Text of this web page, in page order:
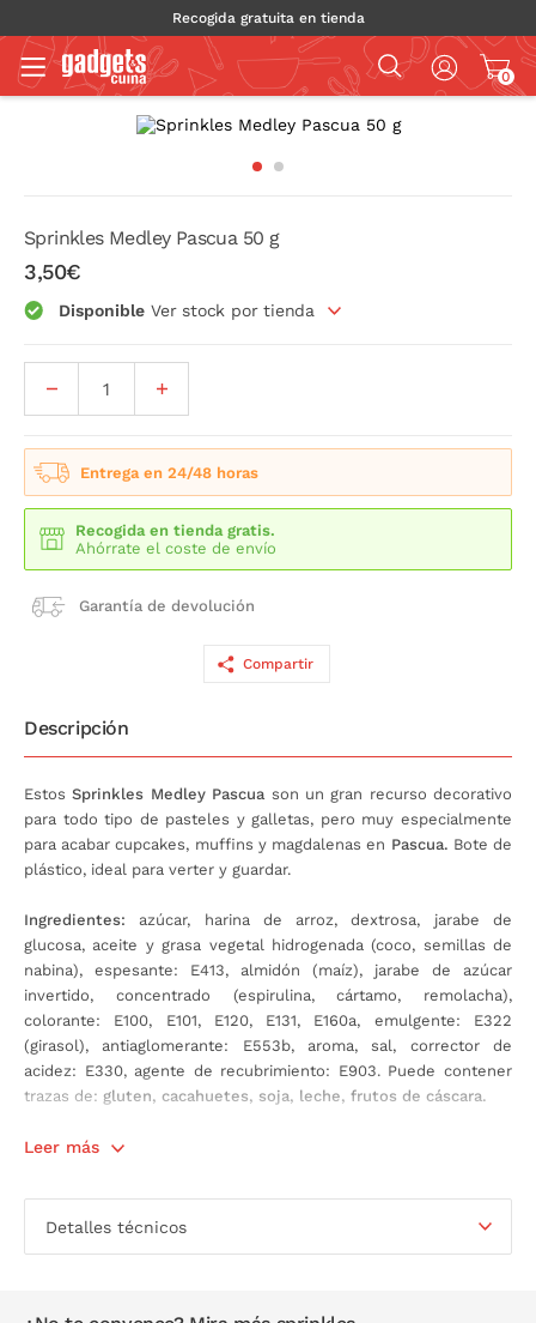
Recogida gratuita en tienda
0
Sprinkles Medley Pascua 50 g
3,50€
Disponible Ver stock por tienda
Entrega en 24/48 horas
Recogida en tienda gratis.
Ahórrate el coste de envío
Garantía de devolución
Compartir
Descripción
Estos Sprinkles Medley Pascua son un gran recurso decorativo
para todo tipo de pasteles y galletas, pero muy especialmente
para acabar cupcakes, muffins y magdalenas en Pascua. Bote de
plástico, ideal para verter y guardar.
Ingredientes: azúcar, harina de arroz, dextrosa, jarabe de
glucosa, aceite y grasa vegetal hidrogenada (coco, semillas de
nabina), espesante: E413, almidón (maíz), jarabe de azúcar
invertido, concentrado (espirulina, cártamo, remolacha),
colorante: E100, E101, E120, E131, E160a, emulgente: E322
(girasol), antiaglomerante: E553b, aroma, sal, corrector de
acidez: E330, agente de recubrimiento: E903. Puede contener
trazas de: gluten, cacahuetes, soja, leche, frutos de cáscara.
Contiene: 50 gramos.
Leer más
Detalles técnicos